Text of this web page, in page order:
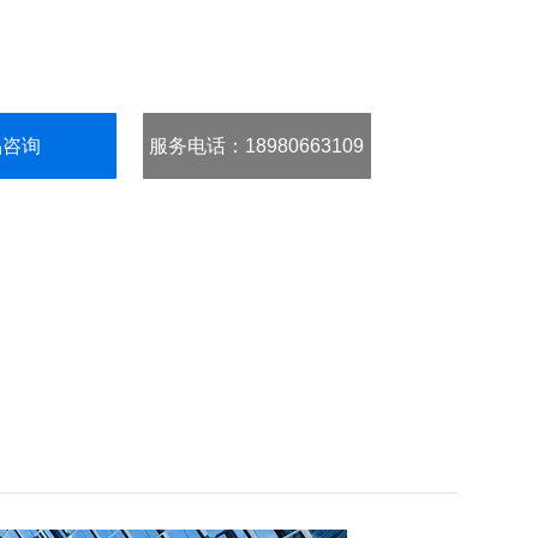
询 服务电话 ：18980663109